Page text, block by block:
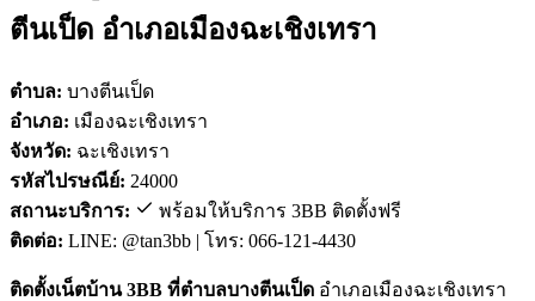
ตีนเป็ด อำเภอเมืองฉะเชิงเทรา
ตำบล: บางตีนเป็ด
อำเภอ: เมืองฉะเชิงเทรา
จังหวัด: ฉะเชิงเทรา
รหัสไปรษณีย์: 24000
สถานะบริการ:
พร้อมให้บริการ 3BB ติดตั้งฟรี
ติดต่อ: LINE: @tan3bb | โทร: 066-121-4430
ติดตั้งเน็ตบ้าน 3BB ที่ตำบลบางตีนเป็ด อำเภอเมืองฉะเชิงเทรา